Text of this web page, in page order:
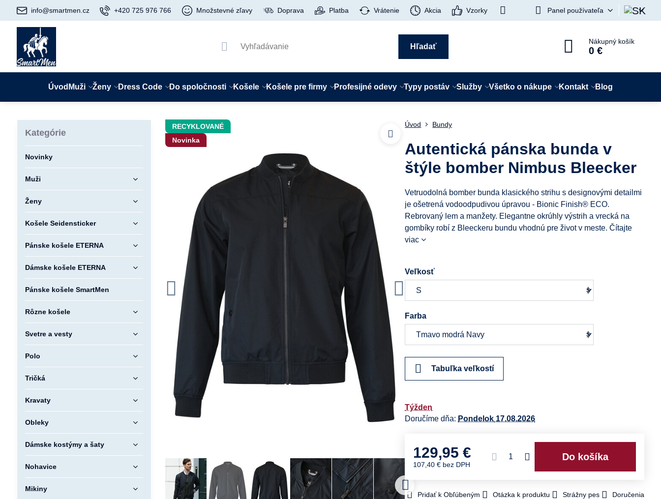
info@smartmen.cz +420 725 976 766 Množstevné zľavy Doprava Platba Vrátenie Akcia Vzorky Panel používateľa
Hľadať
Nákupný košík
0 €
Úvod Muži Ženy Dress Code Do spoločnosti Košele Košele pre firmy Profesijné odevy Typy postáv Služby Všetko o nákupe Kontakt Blog
RECYKLOVANÉ
Novinka
Úvod Bundy
Autentická pánska bunda v
štýle bomber Nimbus Bleecker
Vetruodolná bomber bunda klasického strihu s designovými detailmi
je ošetrená vodoodpudivou úpravou - Bionic Finish® ECO.
Rebrovaný lem a manžety. Elegantne okrúhly výstrih a vrecká na
gombíky robí z Bleeckeru bundu vhodnú pre život v meste.Čítajte
viac
Veľkosť
Farba
Tabuľka veľkostí
Týžden
Doručíme dňa: Pondelok 17.08.2026
129,95 €
107,40 € bez DPH
Do košíka
Pridať k Obľúbeným Otázka k produktu Strážny pes Doručenia
Kategórie
Novinky
Muži
Ženy
Košele Seidensticker
Pánske košele ETERNA
Dámske košele ETERNA
Pánske košele SmartMen
Rôzne košele
Svetre a vesty
Polo
Tričká
Kravaty
Obleky
Dámske kostýmy a šaty
Nohavice
Mikiny